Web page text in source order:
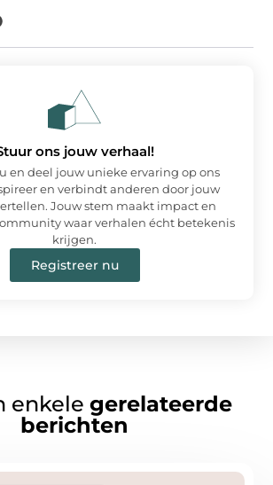
ons jouw verhaal!
en deel jouw unieke ervaring op ons
en verbindt anderen door jouw
Jouw stem maakt impact en
waar verhalen écht betekenis
krijgen.
Registreer nu
enkele gerelateerde
berichten